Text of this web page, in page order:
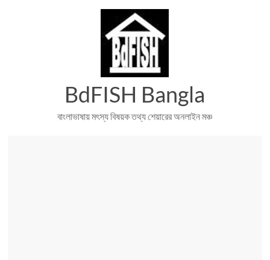
BdFISH Bangla
বাংলাভাষায় মৎস্য বিষয়ক তথ্য শেয়ারের অনলাইন মঞ্চ